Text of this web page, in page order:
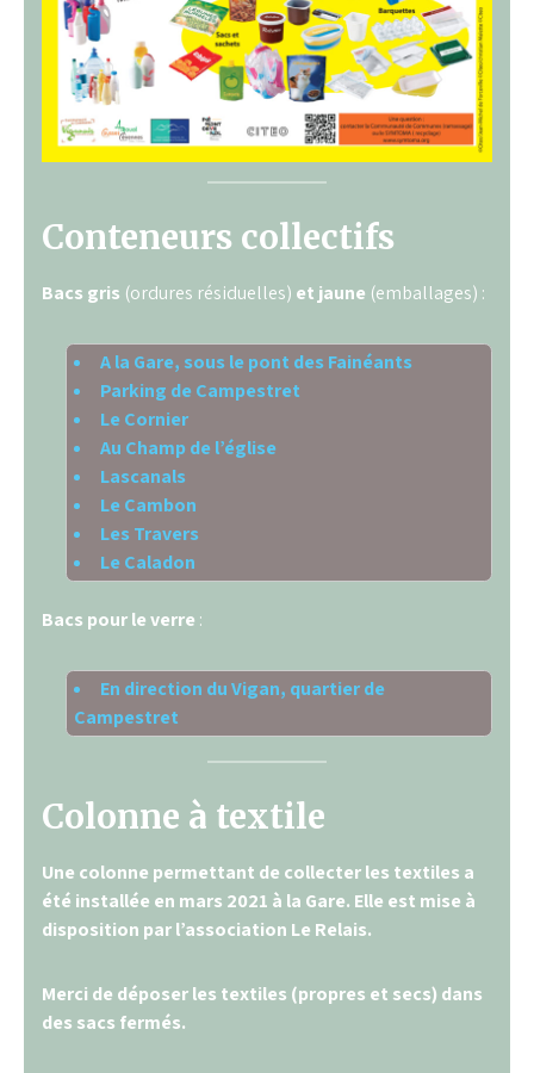
Conteneurs collectifs
Bacs gris (ordures résiduelles) et jaune (emballages) :
A la Gare, sous le pont des Fainéants
Parking de Campestret
Le Cornier
Au Champ de l’église
Lascanals
Le Cambon
Les Travers
Le Caladon
Bacs pour le verre :
En direction du Vigan, quartier de
Campestret
Colonne à textile
Une colonne permettant de collecter les textiles a
été installée en mars 2021 à la Gare. Elle est mise à
disposition par l’association Le Relais.
Merci de déposer les textiles (propres et secs) dans
des sacs fermés.